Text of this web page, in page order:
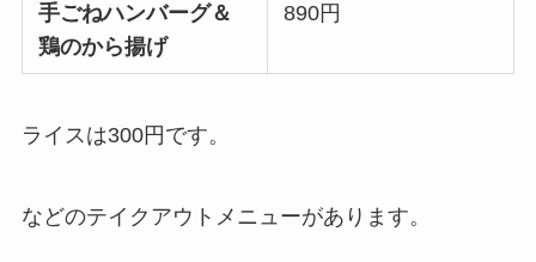
手ごねハンバーグ＆
鶏のから揚げ
890円
ライスは300円です。
などのテイクアウトメニューがあります。